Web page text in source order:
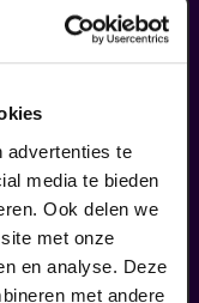
advertenties te
media te bieden
Ook delen we
met onze
en analyse. Deze
met andere